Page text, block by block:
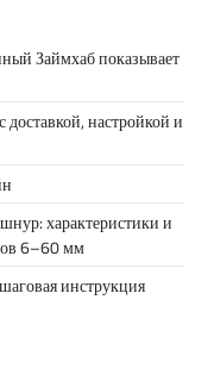
Займхаб показывает
настройкой и
характеристики и
6–60 мм
инструкция